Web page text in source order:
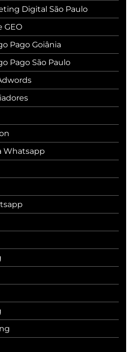
Digital São Paulo
GEO
Pago Goiânia
Pago São Paulo
Whatsapp